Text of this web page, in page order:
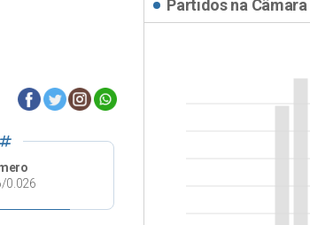
tag
0.026
Partidos na Câmara